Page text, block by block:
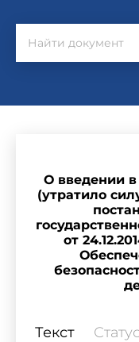
О введении в
(утратило
от
Текст Статус